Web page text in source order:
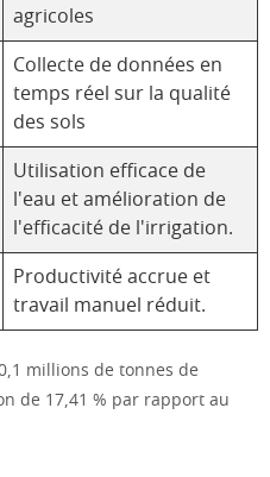
agricoles
Collecte de données en
temps réel sur la qualité
des sols
Utilisation efficace de
l'eau et amélioration de
l'efficacité de l'irrigation.
Productivité accrue et
travail manuel réduit.
millions de tonnes de
de 17,41 % par rapport au